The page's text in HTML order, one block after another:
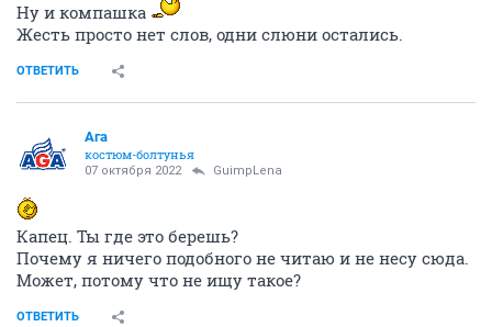
Ну и компашка
Жесть просто нет слов, одни слюни остались.
ОТВЕТИТЬ
Ага
костюм-болтунья
07 октября 2022 GuimpLena
Капец. Ты где это берешь?
Почему я ничего подобного не читаю и не несу сюда.
Может, потому что не ищу такое?
ОТВЕТИТЬ